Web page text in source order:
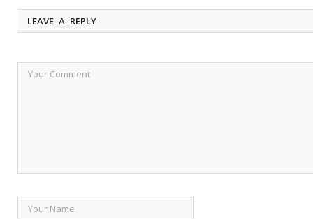
LEAVE A REPLY